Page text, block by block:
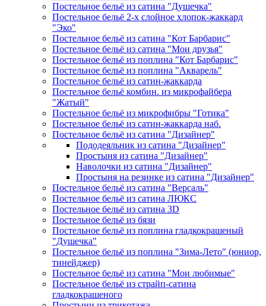
Постельное бельё из сатина "Душечка"
Постельное бельё 2-х слойное хлопок-жаккард
"Эко"
Постельное бельё из сатина "Кот Барбарис"
Постельное бельё из сатина "Мои друзья"
Постельное бельё из поплина "Кот Барбарис"
Постельное бельё из поплина "Акварель"
Постельное бельё из сатин-жаккарда
Постельное бельё комбин. из микрофайбера
"Жатый"
Постельное бельё из микрофибры "Готика"
Постельное бельё из сатин-жаккарда наб.
Постельное бельё из сатина "Дизайнер"
Пододеяльник из сатина "Дизайнер"
Простыня из сатина "Дизайнер"
Наволочки из сатина "Дизайнер"
Простыня на резинке из сатина "Дизайнер"
Постельное бельё из сатина "Версаль"
Постельное бельё из сатина ЛЮКС
Постельное бельё из сатина 3D
Постельное бельё из бязи
Постельное бельё из поплина гладкокрашеный
"Душечка"
Постельное бельё из поплина "Зима-Лето" (юниор,
тинейджер)
Постельное бельё из сатина "Мои любимые"
Постельное бельё из страйп-сатина
гладкокрашеного